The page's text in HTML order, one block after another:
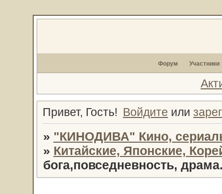
Форум Участники
Привет, Гость! Войдите или
» "КИНОДИВА" Кино,
» Китайские, Японские,
бога,повседневность,